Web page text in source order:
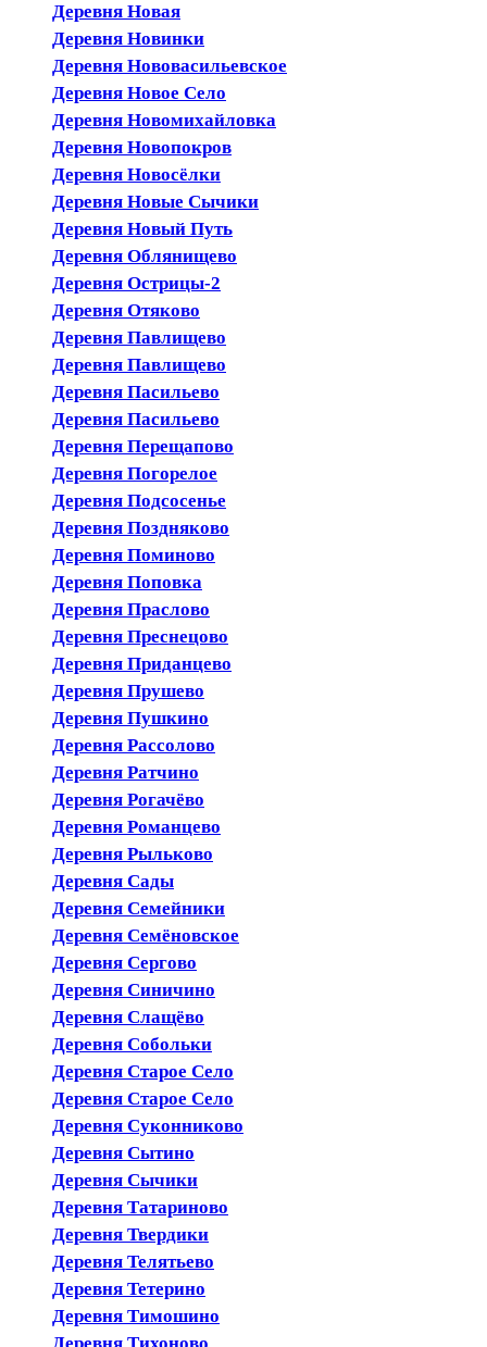
Деревня Новая
Деревня Новинки
Деревня Нововасильевское
Деревня Новое Село
Деревня Новомихайловка
Деревня Новопокров
Деревня Новосёлки
Деревня Новые Сычики
Деревня Новый Путь
Деревня Облянищево
Деревня Острицы-2
Деревня Отяково
Деревня Павлищево
Деревня Павлищево
Деревня Пасильево
Деревня Пасильево
Деревня Перещапово
Деревня Погорелое
Деревня Подсосенье
Деревня Поздняково
Деревня Поминово
Деревня Поповка
Деревня Праслово
Деревня Преснецово
Деревня Приданцево
Деревня Прушево
Деревня Пушкино
Деревня Рассолово
Деревня Ратчино
Деревня Рогачёво
Деревня Романцево
Деревня Рыльково
Деревня Сады
Деревня Семейники
Деревня Семёновское
Деревня Сергово
Деревня Синичино
Деревня Слащёво
Деревня Собольки
Деревня Старое Село
Деревня Старое Село
Деревня Суконниково
Деревня Сытино
Деревня Сычики
Деревня Татариново
Деревня Твердики
Деревня Телятьево
Деревня Тетерино
Деревня Тимошино